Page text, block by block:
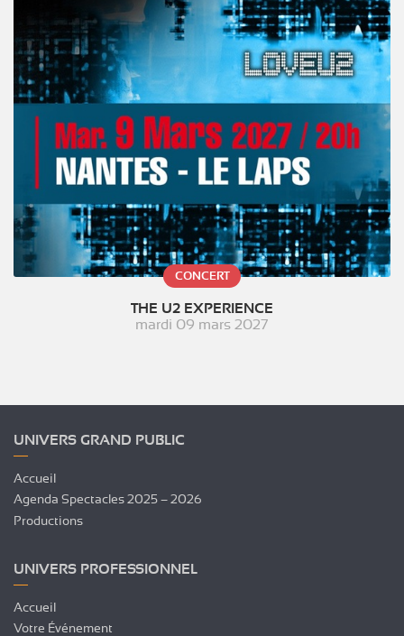
CONCERT
THE U2 EXPERIENCE
mardi 09 mars 2027
UNIVERS GRAND PUBLIC
Accueil
Agenda Spectacles 2025 – 2026
Productions
UNIVERS PROFESSIONNEL
Accueil
Votre Événement